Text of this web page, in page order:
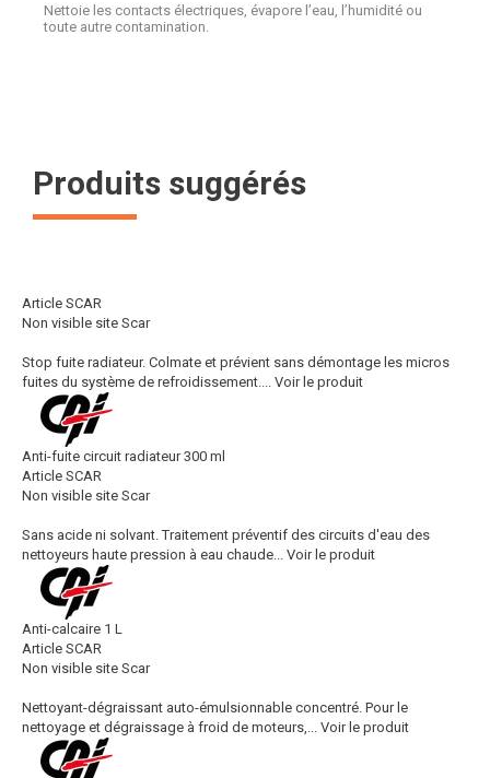
Nettoie les contacts électriques, évapore l’eau, l’humidité ou
toute autre contamination.
Produits suggérés
Article SCAR
Non visible site Scar
Stop fuite radiateur. Colmate et prévient sans démontage les micros
fuites du système de refroidissement....
Voir le produit
Anti-fuite circuit radiateur 300 ml
Article SCAR
Non visible site Scar
Sans acide ni solvant. Traitement préventif des circuits d'eau des
nettoyeurs haute pression à eau chaude...
Voir le produit
Anti-calcaire 1 L
Article SCAR
Non visible site Scar
Nettoyant-dégraissant auto-émulsionnable concentré. Pour le
nettoyage et dégraissage à froid de moteurs,...
Voir le produit